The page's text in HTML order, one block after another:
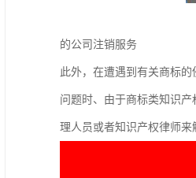
的公司注销服务
此外，在遭遇到有关商标
问题时、由于商标类知识
理人员或者知识产权律师来